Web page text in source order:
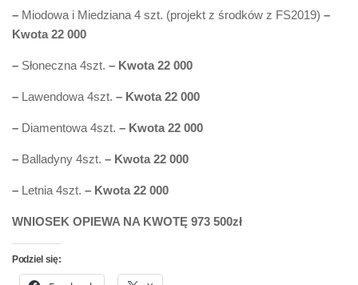
– Miodowa i Miedziana 4 szt. (projekt z środków z FS2019) –
Kwota 22 000
– Słoneczna 4szt. – Kwota 22 000
– Lawendowa 4szt. – Kwota 22 000
– Diamentowa 4szt. – Kwota 22 000
– Balladyny 4szt. – Kwota 22 000
– Letnia 4szt. – Kwota 22 000
WNIOSEK OPIEWA NA KWOTĘ 973 500zł
Podziel się: